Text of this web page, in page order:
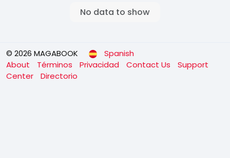
No data to show
© 2026 MAGABOOK
Spanish
About
Términos Privacidad Contact Us
Support
Center
Directorio